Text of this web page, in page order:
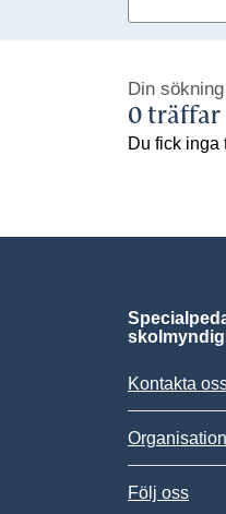
Din
0 träffar
Du fick inga
Kontakta
Följ oss